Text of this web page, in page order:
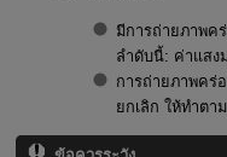
มีการถ่ายภาพค
ลำดับนี้: ค่าแสง
การถ่ายภาพคร่
ยกเลิก ให้ทำตา